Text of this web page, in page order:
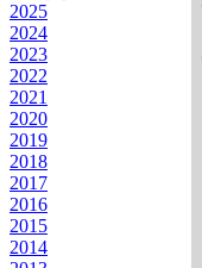
2025
2024
2023
2022
2021
2020
2019
2018
2017
2016
2015
2014